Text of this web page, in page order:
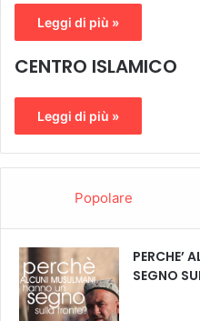
Leggi di più »
CENTRO ISLAMICO
Leggi di più »
Popolare
PERCHE’
SEGNO